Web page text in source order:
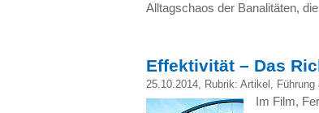
Alltagschaos der Banalitäten,
Effektivität – Das
25.10.2014, Rubrik: Artikel ,
Im Film,